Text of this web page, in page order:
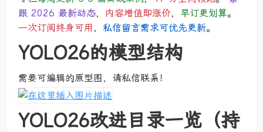
跟 2026 最新动态， 内容增值即涨价， 早订更划算。
一次订阅终身可用 ， 私信留言需求可优先更新。
YOLO26的模型结构
需要可编辑的原型图，请私信联系！
YOLO26改进目录一览（持